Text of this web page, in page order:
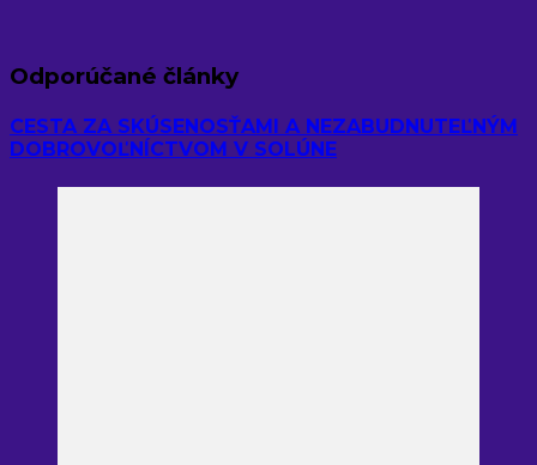
Odporúčané články
CESTA ZA SKÚSENOSŤAMI A NEZABUDNUTEĽNÝM
DOBROVOĽNÍCTVOM V SOLÚNE